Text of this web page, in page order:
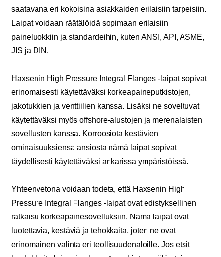
saatavana eri kokoisina asiakkaiden erilaisiin tarpeisiin.
Laipat voidaan räätälöidä sopimaan erilaisiin
paineluokkiin ja standardeihin, kuten ANSI, API, ASME,
JIS ja DIN.
Haxsenin High Pressure Integral Flanges -laipat sopivat
erinomaisesti käytettäväksi korkeapaineputkistojen,
jakotukkien ja venttiilien kanssa. Lisäksi ne soveltuvat
käytettäväksi myös offshore-alustojen ja merenalaisten
sovellusten kanssa. Korroosiota kestävien
ominaisuuksiensa ansiosta nämä laipat sopivat
täydellisesti käytettäväksi ankarissa ympäristöissä.
Yhteenvetona voidaan todeta, että Haxsenin High
Pressure Integral Flanges -laipat ovat edistyksellinen
ratkaisu korkeapainesovelluksiin. Nämä laipat ovat
luotettavia, kestäviä ja tehokkaita, joten ne ovat
erinomainen valinta eri teollisuudenaloille. Jos etsit